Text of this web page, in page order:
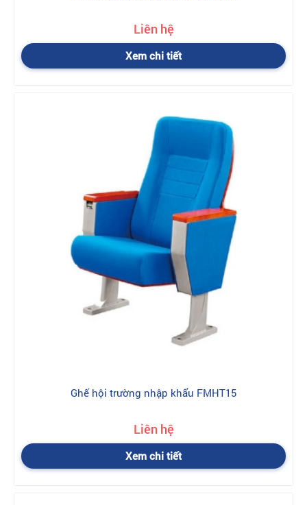
Liên hệ
Xem chi tiết
Ghế hội trường nhập khẩu FMHT15
Liên hệ
Xem chi tiết